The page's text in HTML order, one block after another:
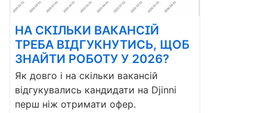
НА СКІЛЬКИ ВАКАНСІЙ
ТРЕБА ВІДГУКНУТИСЬ, ЩОБ
ЗНАЙТИ РОБОТУ У 2026?
Як довго і на скільки вакансій
відгукувались кандидати на Djinni
перш ніж отримати офер.